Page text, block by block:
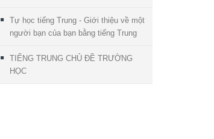
Tự học tiếng Trung - Giới thiệu về một
người bạn của bạn bằng tiếng Trung
TIẾNG TRUNG CHỦ ĐỀ TRƯỜNG
HỌC